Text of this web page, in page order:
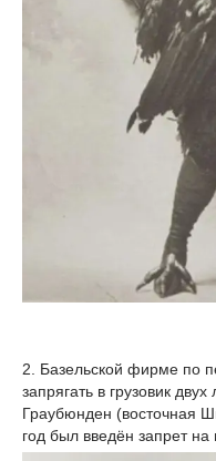
2. Базельской фирме по
запрягать в грузовик
Граубюнден (восточная
год был введён запрет